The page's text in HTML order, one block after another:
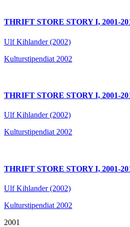
THRIFT STORE STORY I, 2001-
Ulf Kihlander (2002)
Kulturstipendiat 2002
THRIFT STORE STORY I, 2001-
Ulf Kihlander (2002)
Kulturstipendiat 2002
THRIFT STORE STORY I, 2001-
Ulf Kihlander (2002)
Kulturstipendiat 2002
2001